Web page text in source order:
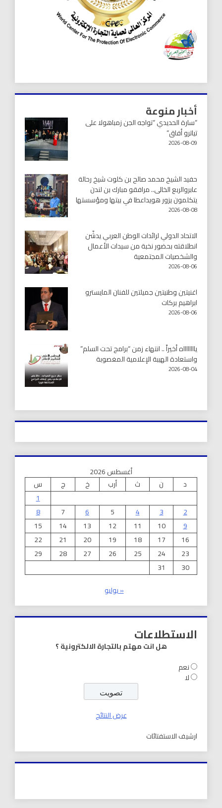
أخبار منوعة
“سارة الحديدي “تواجه الجن زمباهولا على
تياترو أفاق”
2026-08-09
حفيد الشيخ محمد صالح بن كلوت شيخ رحالة
عابروالربع الخالى.. مرافقو مبارك بن لندن
يتكلمون يزور هويداعطا في بيتها ومؤسستها
2026-08-08
الاتحاد الدولي لرائدات الوطن العربي يدشّن
انطلاقته بحضور نخبة من سيدات الأعمال
والشخصيات المجتمعية
2026-08-06
اغنيتين وطنيتين جميلتين للفنان المايسترو
ابراهيم بركات
2026-08-06
يااااااااه أخيراً .. انتهاء زمن “برامج تحت السلم”
واستعادة الهيبة الإعلامية المغصوبة
2026-08-04
أغسطس 2026
د
ن ث أرب خ ج
س
1
2
3
4
5
6
7
8
9
10
11
12
13
14
15
16
17
18
19
20
21
22
23
24
25
26
27
28
29
30
31
« يوليو
الاستطلاعات
هل انت مهتم بالتجارة الالكترونية ؟
نعم
لا
عرض النتائج
ارشيف الاستفتائات